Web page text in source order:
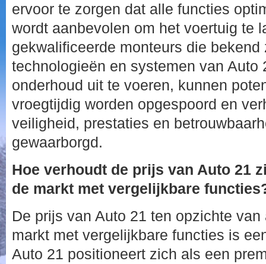
ervoor te zorgen dat alle functies
wordt aanbevolen om het voertuig te
gekwalificeerde monteurs die
technologieën en systemen van Auto
onderhoud uit te voeren, kunnen
vroegtijdig worden opgespoord en
veiligheid, prestaties en
gewaarborgd.
Hoe verhoudt de prijs van Auto 21
de markt met vergelijkbare
De prijs van Auto 21 ten opzichte van
markt met vergelijkbare functies is
Auto 21 positioneert zich als een